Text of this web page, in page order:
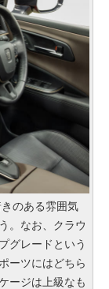
のある雰囲気
。なお、クラウ
グレードという
ーツにはどちら
ージは上級なも